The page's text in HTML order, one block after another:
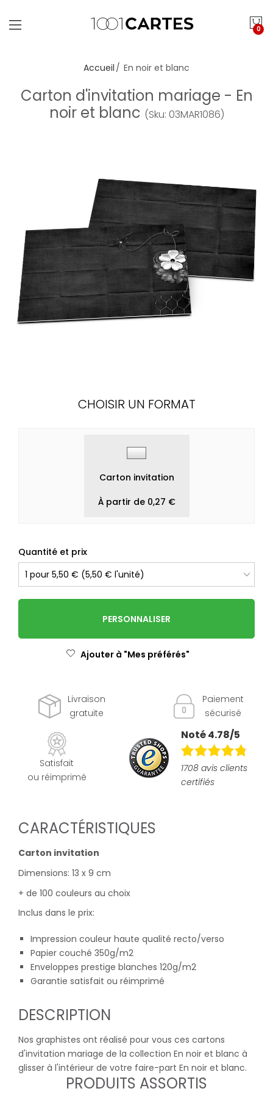
0
Accueil En noir et blanc
Carton d'invitation mariage - En
noir et blanc (Sku: 03MAR1086)
CHOISIR UN FORMAT
Carton invitation
À partir de 0,27 €
Quantité et prix
PERSONNALISER
Ajouter à "Mes préférés"
Livraison
gratuite
Paiement
sécurisé
Satisfait
ou réimprimé
Noté 4.78/5
1708 avis clients
certifiés
CARACTÉRISTIQUES
Carton invitation
Dimensions: 13 x 9 cm
+ de 100 couleurs au choix
Inclus dans le prix:
Impression couleur haute qualité recto/verso
Papier couché 350g/m2
Enveloppes prestige blanches 120g/m2
Garantie satisfait ou réimprimé
DESCRIPTION
Nos graphistes ont réalisé pour vous ces cartons
d'invitation mariage de la collection En noir et blanc à
glisser à l'intérieur de votre faire-part En noir et blanc.
PRODUITS ASSORTIS